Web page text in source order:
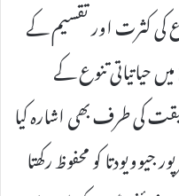
کی کثرت اور تقسیم کے
عنوان سے ایک رپورٹ جو 2017 میں حیاتیاتی تنوع کے
کی طرف بھی اشارہ کیا
کو محفوظ رکھتا